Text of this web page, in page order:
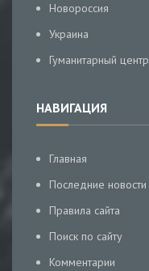
Новороссия
Украина
Гуманитарный центр
НАВИГАЦИЯ
Главная
Последние новости
Правила сайта
Поиск по сайту
Комментарии